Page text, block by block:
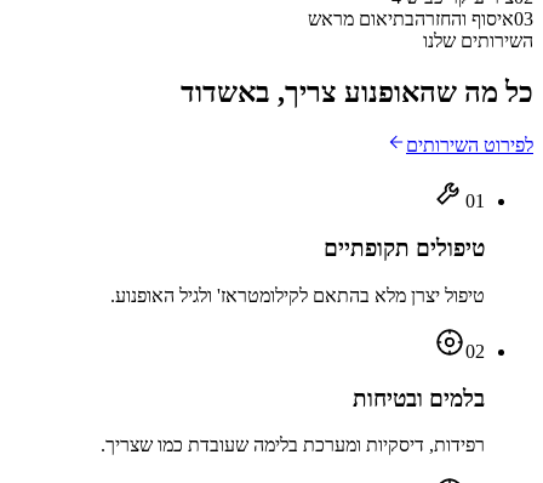
03איסוף והחזרהבתיאום מראש
השירותים שלנו
כל מה שהאופנוע צריך, באשדוד
לפירוט השירותים
01
טיפולים תקופתיים
טיפול יצרן מלא בהתאם לקילומטראז' ולגיל האופנוע.
02
בלמים ובטיחות
רפידות, דיסקיות ומערכת בלימה שעובדת כמו שצריך.